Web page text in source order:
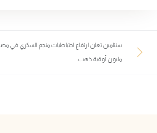
مليون أوقية ذهب.